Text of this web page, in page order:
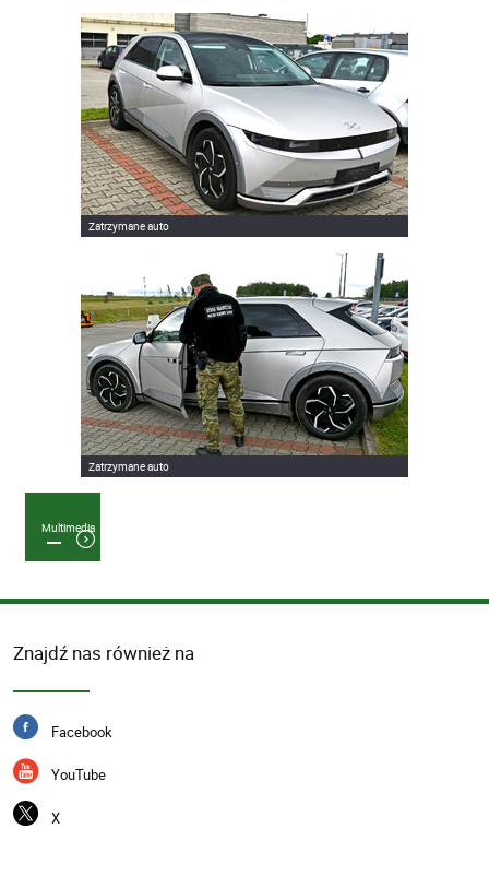
Zatrzymane auto
Zatrzymane auto
Multimedia
Znajdź nas również na
Facebook
YouTube
X